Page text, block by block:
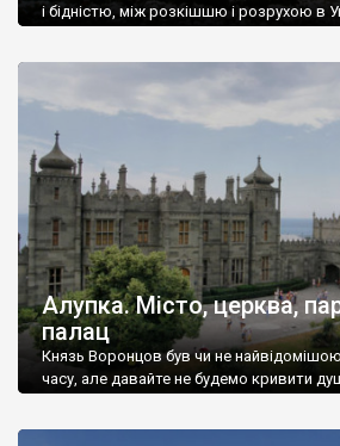
і бідністю, між розкішшю і розрухою в
Алупка. Місто, церква,
палац
Князь Воронцов був чи не
часу, але давайте не будемо кривити